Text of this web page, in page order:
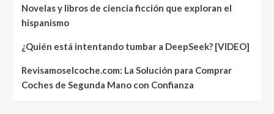
Novelas y libros de ciencia ficción que exploran el
hispanismo
¿Quién está intentando tumbar a DeepSeek? [VIDEO]
Revisamoselcoche.com: La Solución para Comprar
Coches de Segunda Mano con Confianza